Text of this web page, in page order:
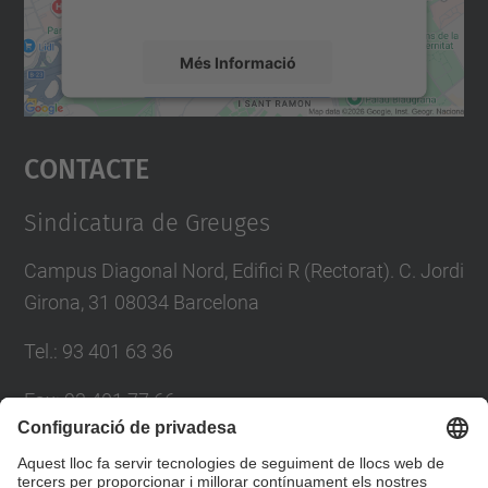
Més Informació
Accepta
powered by
Contacte
Sindicatura de Greuges
Campus Diagonal Nord, Edifici R (Rectorat). C. Jordi
Girona, 31 08034 Barcelona
Tel. : 93 401 63 36
Fax:93 401 77 66